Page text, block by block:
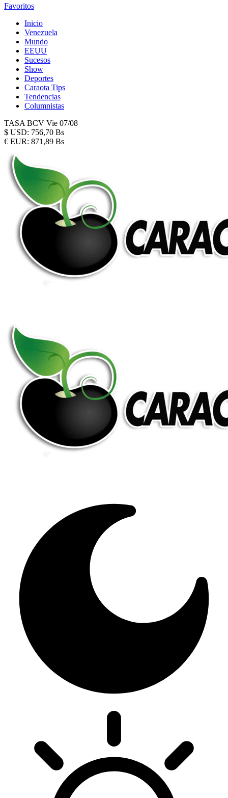
Favoritos
Inicio
Venezuela
Mundo
EEUU
Sucesos
Show
Deportes
Caraota Tips
Tendencias
Columnistas
TASA BCV Vie 07/08
$ USD: 756,70 Bs
€ EUR: 871,89 Bs